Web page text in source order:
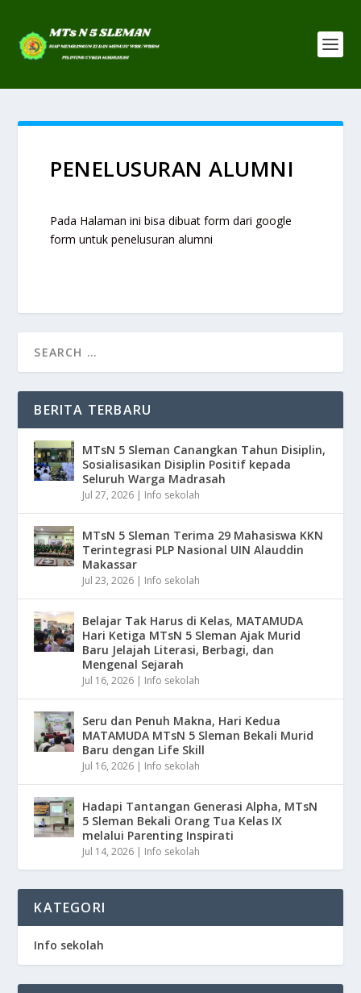
PENELUSURAN ALUMNI
Pada Halaman ini bisa dibuat form dari google
form untuk penelusuran alumni
BERITA TERBARU
MTsN 5 Sleman Canangkan Tahun Disiplin,
Sosialisasikan Disiplin Positif kepada
Seluruh Warga Madrasah
Jul 27, 2026 | Info sekolah
MTsN 5 Sleman Terima 29 Mahasiswa KKN
Terintegrasi PLP Nasional UIN Alauddin
Makassar
Jul 23, 2026 | Info sekolah
Belajar Tak Harus di Kelas, MATAMUDA
Hari Ketiga MTsN 5 Sleman Ajak Murid
Baru Jelajah Literasi, Berbagi, dan
Mengenal Sejarah
Jul 16, 2026 | Info sekolah
Seru dan Penuh Makna, Hari Kedua
MATAMUDA MTsN 5 Sleman Bekali Murid
Baru dengan Life Skill
Jul 16, 2026 | Info sekolah
Hadapi Tantangan Generasi Alpha, MTsN
5 Sleman Bekali Orang Tua Kelas IX
melalui Parenting Inspirati
Jul 14, 2026 | Info sekolah
KATEGORI
Info sekolah